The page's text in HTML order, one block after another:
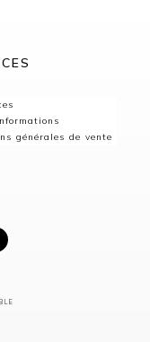
générales de vente